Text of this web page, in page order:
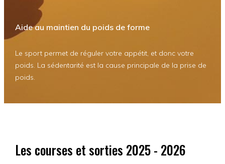
Aide au maintien du poids de forme
Le sport permet de réguler votre appétit, et donc votre
poids. La sédentarité est la cause principale de la prise de
poids.
Les courses et sorties 2025 - 2026